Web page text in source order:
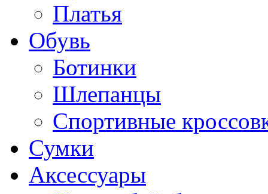
Платья
Обувь
Ботинки
Шлепанцы
Спортивные
Сумки
Аксессуары